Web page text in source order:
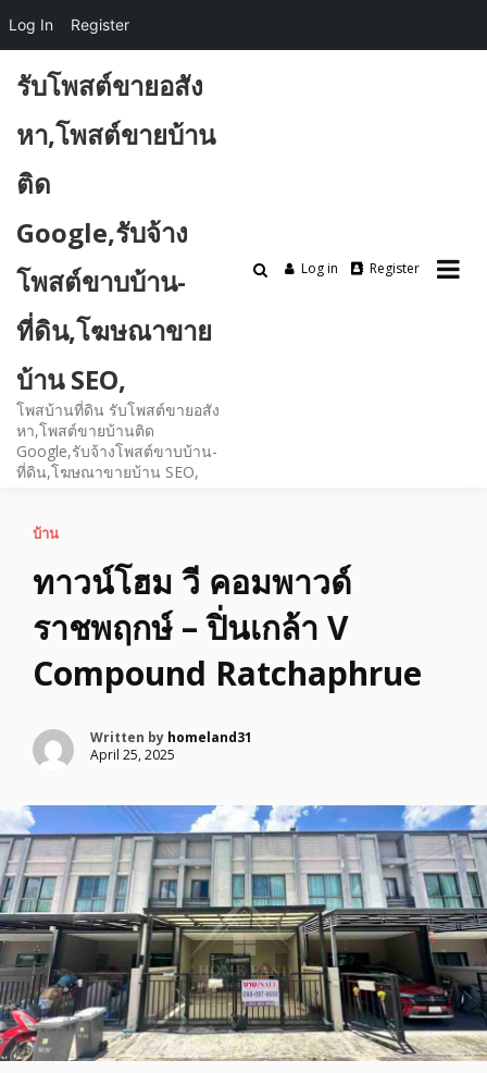
content
รับโพสต์ขายอสัง
หา,โพสต์ขายบ้าน
ติด
Google,รับจ้าง
โพสต์ขาบบ้าน-
ที่ดิน,โฆษณาขาย
บ้าน SEO,
โพสบ้านที่ดิน รับโพสต์ขายอสัง
หา,โพสต์ขายบ้านติด
Google,รับจ้างโพสต์ขาบบ้าน-
ที่ดิน,โฆษณาขายบ้าน SEO,
Log in Register
บ้าน
ทาวน์โฮม วี คอมพาวด์
ราชพฤกษ์ – ปิ่นเกล้า V
Compound Ratchaphrue
Written by homeland31
April 25, 2025
Log In Register